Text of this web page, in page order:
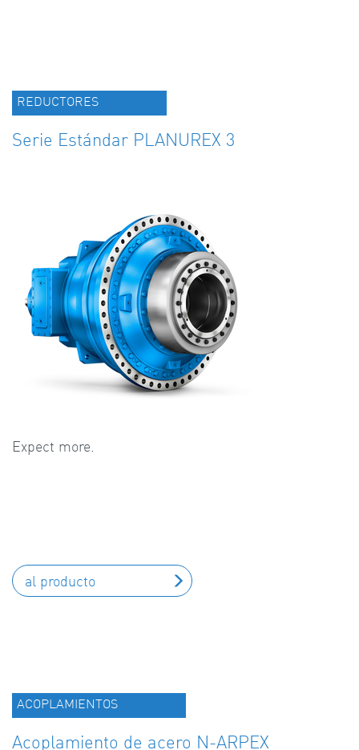
REDUCTORES
Serie Estándar PLANUREX 3
Expect more.
al producto
ACOPLAMIENTOS
Acoplamiento de acero N-ARPEX